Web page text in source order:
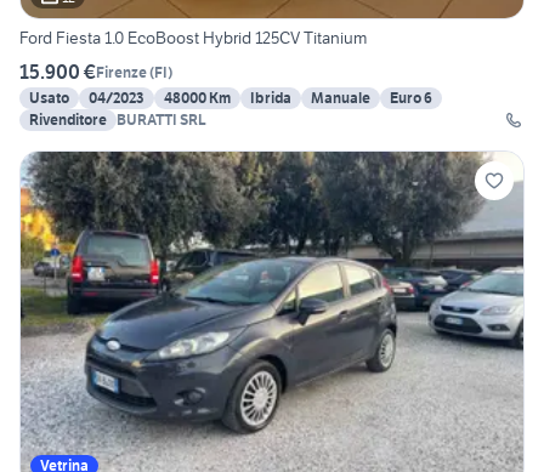
Ford Fiesta 1.0 EcoBoost Hybrid 125CV Titanium
15.900 €Firenze(FI)
Usato
04/2023 48000 Km Ibrida Manuale
Euro 6
Rivenditore BURATTI SRL
Vetrina